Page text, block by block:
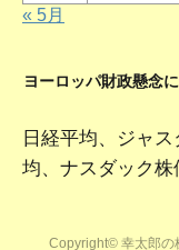
« 5月
ヨーロッパ財政懸念
日経平均、ジャ
均、ナスダック株
Copyright© 幸太郎の